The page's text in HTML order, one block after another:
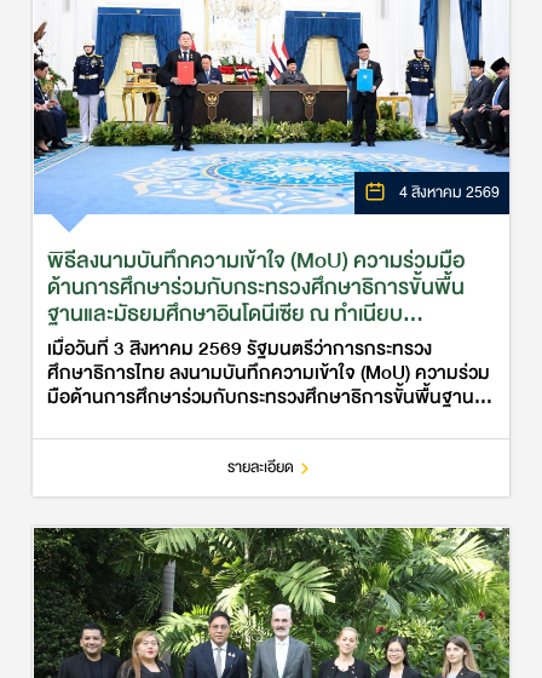
4 สิงหาคม 2569
พิธีลงนามบันทึกความเข้าใจ (MoU) ความร่วมมือ
ด้านการศึกษาร่วมกับกระทรวงศึกษาธิการขั้นพื้น
ฐานและมัธยมศึกษาอินโดนีเซีย ณ ทำเนียบ
ประธานาธิบดีอินโดนีเซีย
เมื่อวันที่ 3 สิงหาคม 2569 รัฐมนตรีว่าการกระทรวง
ศึกษาธิการไทย ลงนามบันทึกความเข้าใจ (MoU) ความร่วม
มือด้านการศึกษาร่วมกับกระทรวงศึกษาธิการขั้นพื้นฐาน
อินโดนีเซีย โดยมีนายกรัฐมน…
รายละเอียด